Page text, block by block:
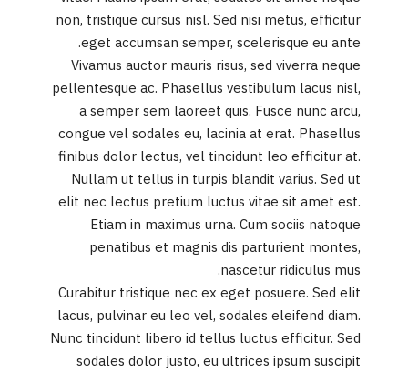
non, tristique cursus nisl. Sed nisi metus, efficitur
eget accumsan semper, scelerisque eu ante.
Vivamus auctor mauris risus, sed viverra neque
pellentesque ac. Phasellus vestibulum lacus nisl,
a semper sem laoreet quis. Fusce nunc arcu,
congue vel sodales eu, lacinia at erat. Phasellus
finibus dolor lectus, vel tincidunt leo efficitur at.
Nullam ut tellus in turpis blandit varius. Sed ut
elit nec lectus pretium luctus vitae sit amet est.
Etiam in maximus urna. Cum sociis natoque
penatibus et magnis dis parturient montes,
nascetur ridiculus mus.
Curabitur tristique nec ex eget posuere. Sed elit
lacus, pulvinar eu leo vel, sodales eleifend diam.
Nunc tincidunt libero id tellus luctus efficitur. Sed
sodales dolor justo, eu ultrices ipsum suscipit